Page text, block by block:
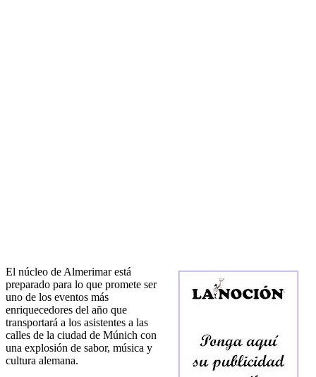
El núcleo de Almerimar está
preparado para lo que promete ser
uno de los eventos más
enriquecedores del año que
transportará a los asistentes a las
calles de la ciudad de Múnich con
una explosión de sabor, música y
cultura alemana.